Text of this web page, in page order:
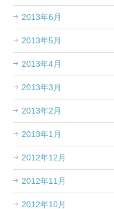
2013年6月
2013年5月
2013年4月
2013年3月
2013年2月
2013年1月
2012年12月
2012年11月
2012年10月